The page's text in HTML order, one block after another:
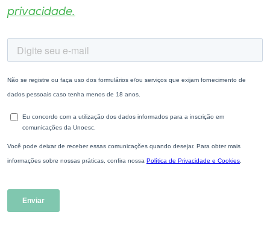
privacidade.